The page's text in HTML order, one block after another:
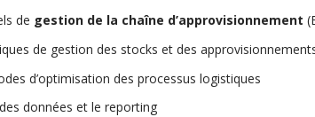
de gestion de la chaîne d’approvisionnement
de gestion des stocks et des
d’optimisation des processus logistiques
des données et le reporting